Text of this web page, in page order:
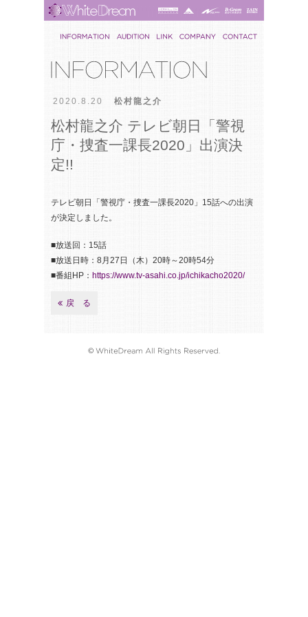
2020.8.20 松村龍之介
松村龍之介 テレビ朝日「警視
庁・捜査一課長2020」出演決
定!!
テレビ朝日「警視庁・捜査一課長2020」15話への出演
が決定しました。
■放送回：15話
■放送日時：8月27日（木）20時～20時54分
■番組HP： https://www.tv-asahi.co.jp/ichikacho2020/
戻 る